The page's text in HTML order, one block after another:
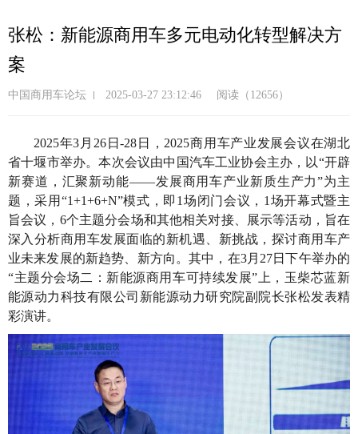
转
到
内
张松：新能源商用车多元电动化转型解决方
案
中国商用车论坛 2025-03-27 23:12:46 阅读（12656）
2025年3月26日-28日，2025商用车产业发展会议在湖北
省十堰市举办。本次会议由中国汽车工业协会主办，以“开辟
新赛道，汇聚新动能——发展商用车产业新质生产力”为主
题，采用“1+1+6+N”模式，即1场闭门会议，1场开幕式暨主
旨会议，6个主题分会场和其他相关对接、展示等活动，旨在
深入分析商用车发展面临的新机遇、新挑战，探讨商用车产
业未来发展的新趋势、新方向。其中，在3月27日下午举办的
“主题分会场二：新能源商用车可持续发展”上，玉柴芯蓝新
能源动力科技有限公司新能源动力研究院副院长张松发表精
彩演讲。